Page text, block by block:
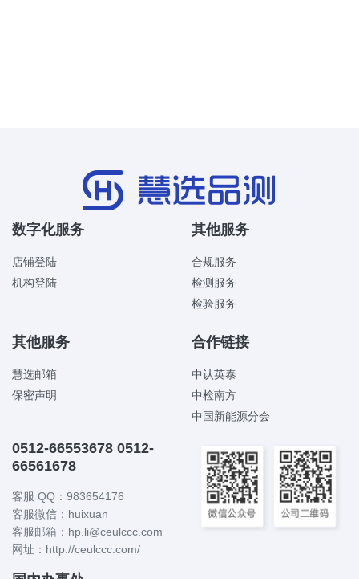
数字化服务
店铺登陆
机构登陆
其他服务
合规服务
检测服务
检验服务
其他服务
慧选邮箱
保密声明
合作链接
中认英泰
中检南方
中国新能源分会
0512-66553678 0512-
66561678
客服 QQ：983654176
客服微信：huixuan
客服邮箱：hp.li@ceulccc.com
网址：http://ceulccc.com/